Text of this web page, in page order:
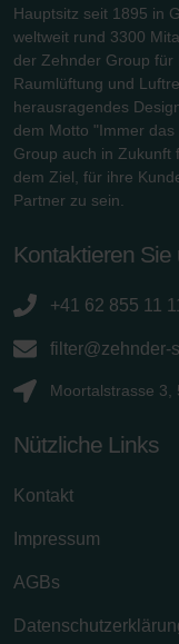
Hauptsitz seit 1895 in
weltweit rund 3300
der Zehnder Group für
Raumlüftung und
herausragendes
dem Motto "Immer
Group auch in Zukunft
dem Ziel, für ihre
Partner zu sein.
Kontaktieren Sie
+41 62 855 11 11
filter@zehnder-
Moortalstrasse 3,
Nützliche Links
Kontakt
Impressum
AGBs